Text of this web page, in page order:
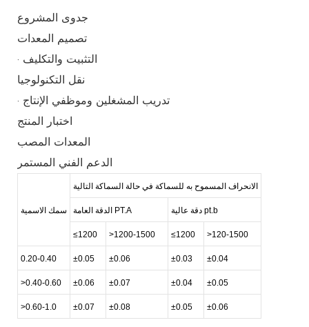
جدوى المشروع
تصميم المعدات
· التثبيت والتكليف
نقل التكنولوجيا
· تدريب المشغلين وموظفي الإنتاج
اختبار المنتج
المعدات المصب
الدعم الفني المستمر
سمك الاسمية
الانحراف المسموح به للسماكة في حالة السماكة التالية
الدقة العامة PT.A دقة عالية pt.b
≤1200 >1200-1500 ≤1200 >120-1500
0.20-0.40 ±0.05 ±0.06 ±0.03 ±0.04
>0.40-0.60 ±0.06 ±0.07 ±0.04 ±0.05
>0.60-1.0 ±0.07 ±0.08 ±0.05 ±0.06